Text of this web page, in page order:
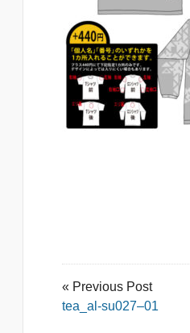
« Previous Post
tea_al-su027–01